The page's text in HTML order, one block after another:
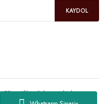
KAYDOL
sertifikası ile korunmaktadır.